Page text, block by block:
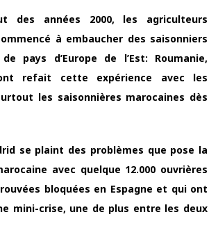
des années 2000, les agriculteurs
à embaucher des saisonniers
pays d’Europe de l’Est: Roumanie,
refait cette expérience avec les
les saisonnières marocaines dès
se plaint des problèmes que pose la
avec quelque 12.000 ouvrières
bloquées en Espagne et qui ont
mini-crise, une de plus entre les deux